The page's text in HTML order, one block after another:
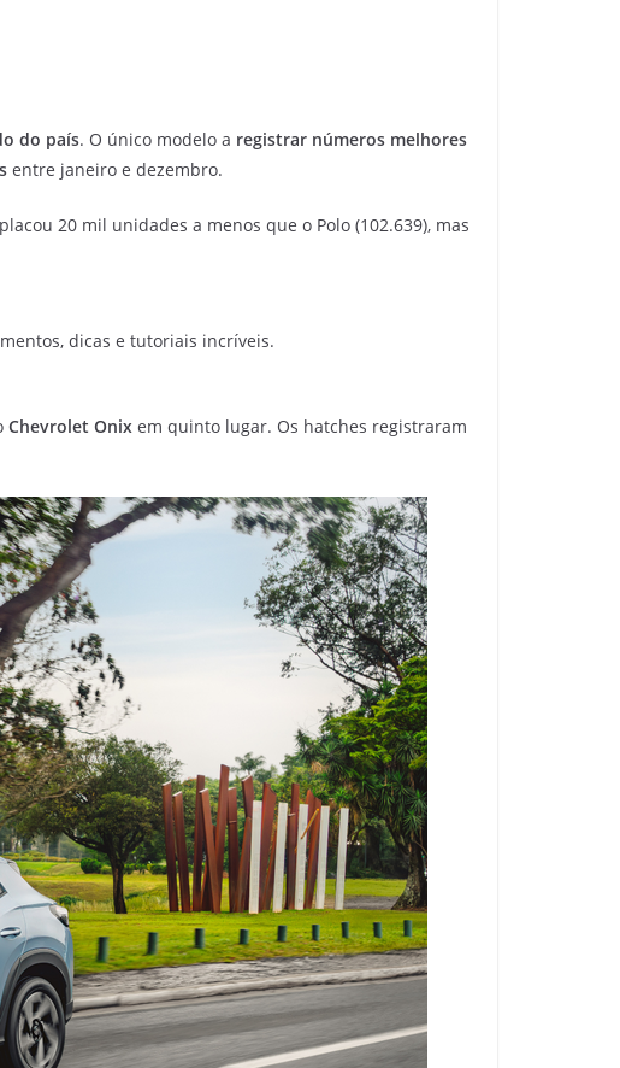
do país. O único modelo a registrar números melhores
entre janeiro e dezembro.
20 mil unidades a menos que o Polo (102.639), mas
dicas e tutoriais incríveis.
Chevrolet Onix em quinto lugar. Os hatches registraram